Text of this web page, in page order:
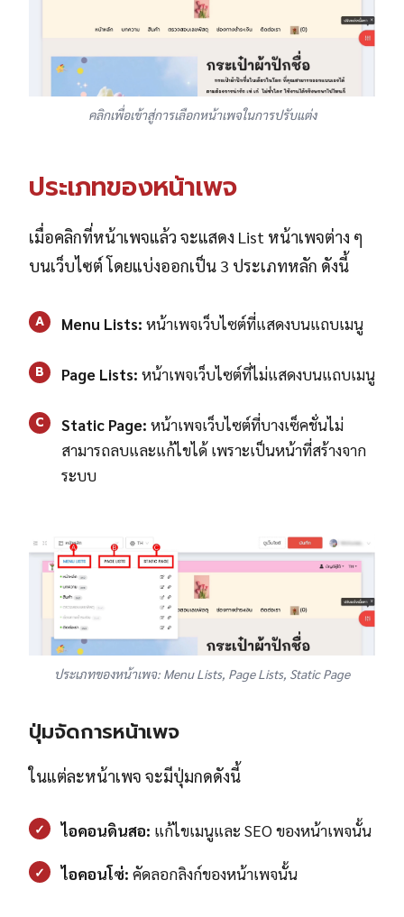
คลิกเพื่อเข้าสู่การเลือกหน้าเพจในการปรับแต่ง
ประเภทของหน้าเพจ
เมื่อคลิกที่หน้าเพจแล้ว จะแสดง List หน้าเพจต่าง ๆ
บนเว็บไซต์ โดยแบ่งออกเป็น 3 ประเภทหลัก ดังนี้
A Menu Lists: หน้าเพจเว็บไซต์ที่แสดงบนแถบเมนู
B Page Lists: หน้าเพจเว็บไซต์ที่ไม่แสดงบนแถบเมนู
C Static Page: หน้าเพจเว็บไซต์ที่บางเซ็คชั่นไม่
สามารถลบและแก้ไขได้ เพราะเป็นหน้าที่สร้างจาก
ระบบ
ประเภทของหน้าเพจ: Menu Lists, Page Lists, Static Page
ปุ่มจัดการหน้าเพจ
ในแต่ละหน้าเพจ จะมีปุ่มกดดังนี้
✓ ไอคอนดินสอ: แก้ไขเมนูและ SEO ของหน้าเพจนั้น
✓ ไอคอนโซ่: คัดลอกลิงก์ของหน้าเพจนั้น